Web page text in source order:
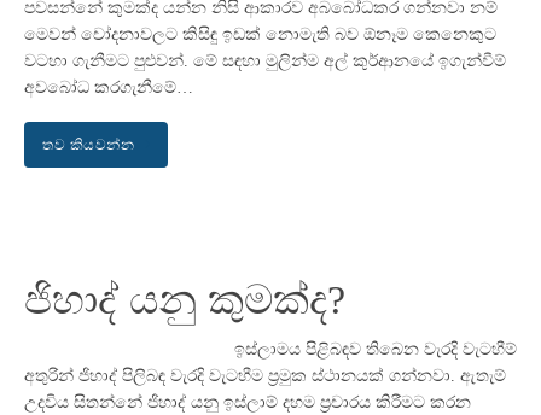
පවසන්නේ කුමක්ද යන්න නිසි ආකාරව අබබෝධකර ගන්නවා නම්
මෙවන් චෝදනාවලට කිසිඳු ඉඩක් නොමැති බව ඕනෑම කෙනෙකුට
වටහා ගැනීමට පුළුවන්. මේ සඳහා මුලින්ම අල් කුර්ආනයේ ඉගැන්වීම්
අවබෝධ කරගැනීමේ…
තව කියවන්න
ජිහාද් යනු කුමක්ද?
ඉස්ලාමය පිළිබඳව තිබෙන වැරදි වැටහීම්
අතුරින් ජිහාද් පිලිබඳ වැරදි වැටහීම ප්‍රමුක ස්ථානයක් ගන්නවා. ඇතැම්
උදවිය සිතන්නේ ජිහාද් යනු ඉස්ලාම් දහම ප්‍රචාරය කිරීමට කරන